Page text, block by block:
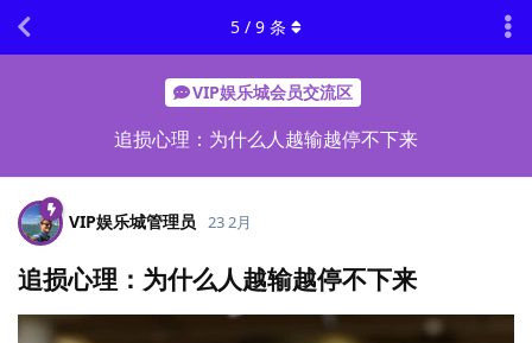
VIP娱乐城会员交流区
追损心理：为什么人越输越停不下来
5 / 9 条
VIP娱乐城管理员 23 2月
追损心理：为什么人越输越停不下来